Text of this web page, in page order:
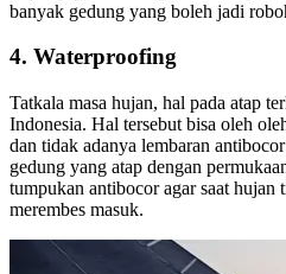
banyak gedung yang boleh jadi
4. Waterproofing
Tatkala masa hujan, hal pada atap
Indonesia. Hal tersebut bisa oleh
dan tidak adanya lembaran
gedung yang atap dengan
tumpukan antibocor agar saat hujan
merembes masuk.